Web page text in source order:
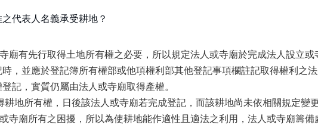
代表人名義承受耕地？
廟有先行取得土地所有權之必要，所以規定法人或寺廟於完成法人設立
，並應於登記簿所有權部或他項權利部其他登記事項欄註記取得權利之
記，實質仍屬由法人或寺廟取得產權。
地所有權，日後該法人或寺廟若完成登記，而該耕地尚未依相關規定變
寺廟所有之困擾，所以為使耕地能作適性且適法之利用，法人或寺廟籌